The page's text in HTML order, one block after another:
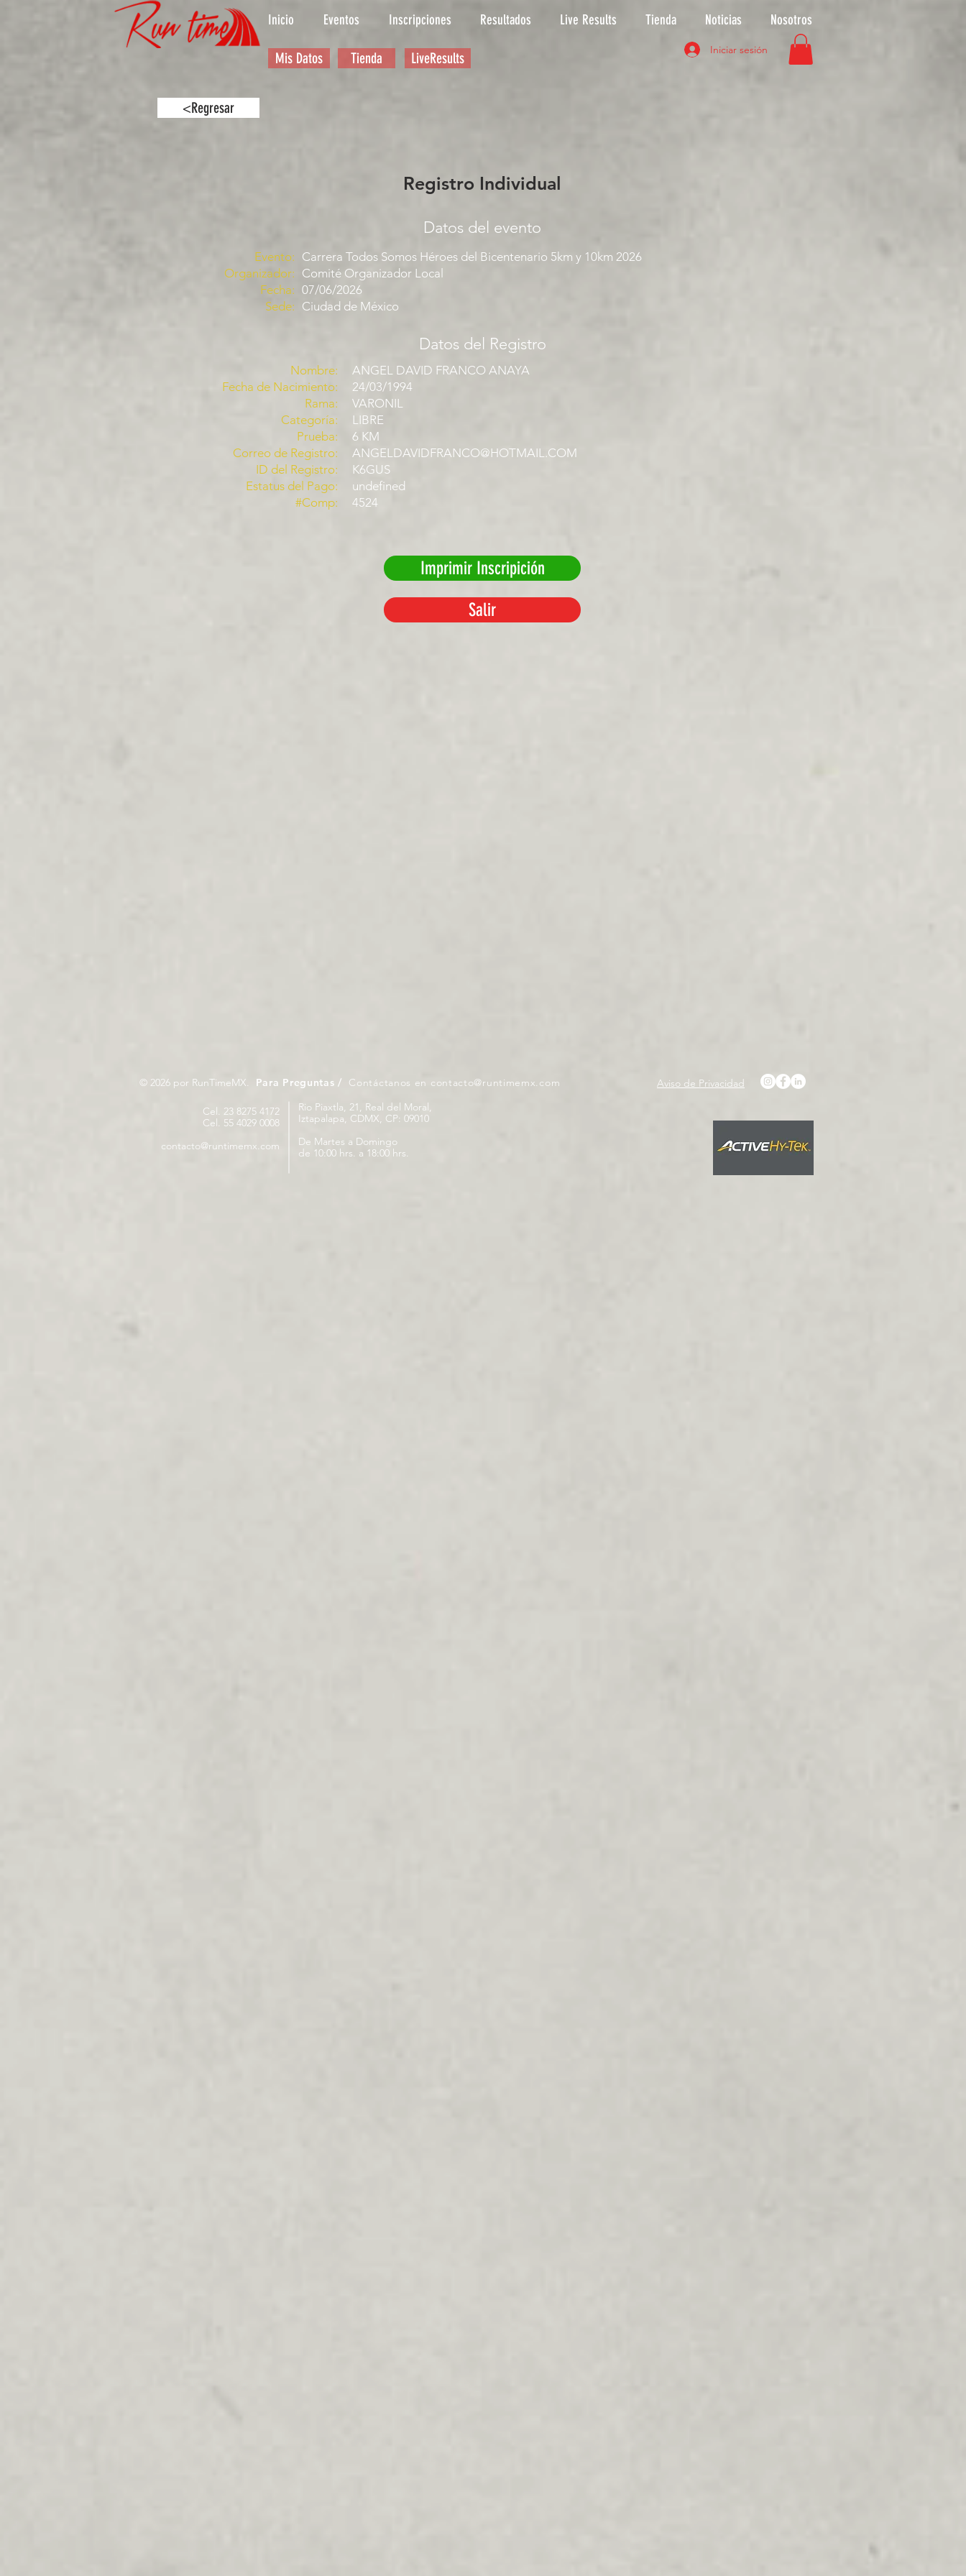
Inicio Eventos Inscripciones Resultados Live Results Tienda Noticias Nosotros
Iniciar sesión
Mis Datos Tienda LiveResults
<Regresar
Registro Individual
Datos del evento
Evento:
Organizador:
Fecha:
Sede:
Carrera Todos Somos Héroes del Bicentenario 5km y 10km 2026
Comité Organizador Local
07/06/2026
Ciudad de México
Datos del Registro
Nombre:
Fecha de Nacimiento:
Rama:
Categoría:
Prueba:
Correo de Registro:
ID del Registro:
Estatus del Pago:
#Comp:
ANGEL DAVID FRANCO ANAYA
24/03/1994
VARONIL
LIBRE
6 KM
ANGELDAVIDFRANCO@HOTMAIL.COM
K6GUS
undefined
4524
Imprimir Inscripición
Salir
© 2026 por RunTimeMX. Para Preguntas / Contáctanos en contacto@runtimemx.com
Rio Piaxtla, 21, Real del Moral,
Iztapalapa, CDMX, CP: 09010
De Martes a Domingo
de 10:00 hrs. a 18:00 hrs.
Cel. 23 8275 4172
Cel. 55 4029 0008
contacto@runtimemx.com
Aviso de Privacidad